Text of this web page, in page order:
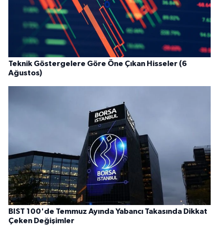
Teknik Göstergelere Göre Öne Çıkan Hisseler (6
Ağustos)
BIST 100'de Temmuz Ayında Yabancı Takasında Dikkat
Çeken Değişimler